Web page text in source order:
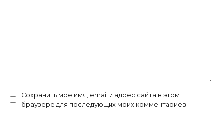
Сохранить моё имя, email и адрес сайта в этом
браузере для последующих моих комментариев.